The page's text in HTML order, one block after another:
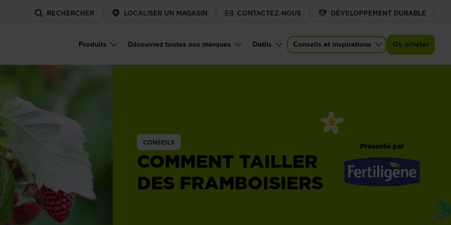
Service
menu
RECHERCHER LOCALISER UN MAGASIN CONTACTEZ-NOUS DÉVELOPPEMENT DURABLE
Main navigation
Produits Découvrez toutes nos marques Outils Conseils et inspirations Où acheter
CONSEILS
COMMENT TAILLER
DES FRAMBOISIERS
Présenté par